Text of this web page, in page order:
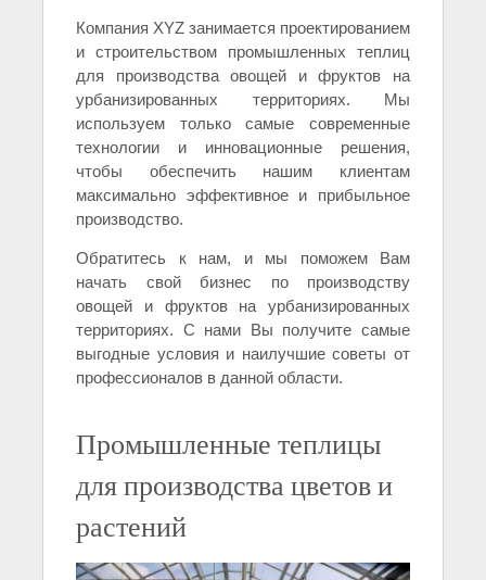
Компания XYZ занимается проектированием
и строительством промышленных теплиц
для производства овощей и фруктов на
урбанизированных территориях. Мы
используем только самые современные
технологии и инновационные решения,
чтобы обеспечить нашим клиентам
максимально эффективное и прибыльное
производство.
Обратитесь к нам, и мы поможем Вам
начать свой бизнес по производству
овощей и фруктов на урбанизированных
территориях. С нами Вы получите самые
выгодные условия и наилучшие советы от
профессионалов в данной области.
Промышленные теплицы
для производства цветов и
растений